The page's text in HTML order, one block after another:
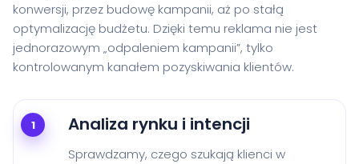
konwersji, przez budowę kampanii, aż po stałą
optymalizację budżetu. Dzięki temu reklama nie jest
jednorazowym „odpaleniem kampanii”, tylko
kontrolowanym kanałem pozyskiwania klientów.
1 Analiza rynku i intencji
Sprawdzamy, czego szukają klienci w